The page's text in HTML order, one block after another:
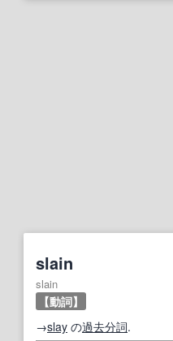
slain
slain
【動詞】
→slay の過去分詞.